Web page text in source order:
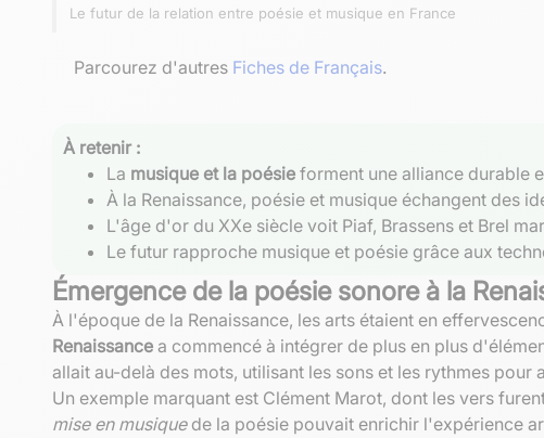
Le futur de la relation entre poésie et musique en France
Parcourez d'autres Fiches de Français.
À retenir :
La musique et la poésie forment une alliance durable
À la Renaissance, poésie et musique échangent des
L'âge d'or du XXe siècle voit Piaf, Brassens et Brel
Le futur rapproche musique et poésie grâce aux
Émergence de la poésie sonore à la
À l'époque de la Renaissance, les arts étaient en
Renaissance a commencé à intégrer de plus en plus
allait au-delà des mots, utilisant les sons et les rythmes
Un exemple marquant est Clément Marot, dont les vers
mise en musiquede la poésie pouvait enrichir l'expérience